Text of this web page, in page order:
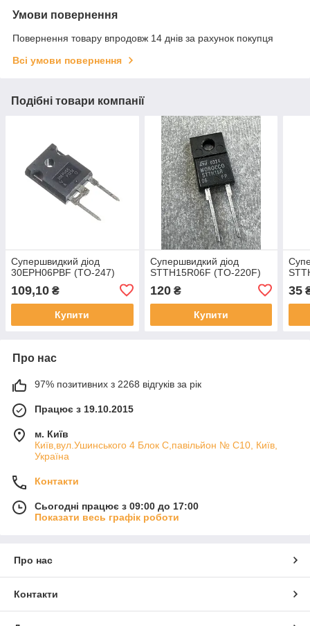
Умови повернення
Повернення товару впродовж 14 днів за рахунок покупця
Всі умови повернення
Подібні товари компанії
Супершвидкий діод
30EPH06PBF (TO-247)
109,10 ₴
Купити
Супершвидкий діод
STTH15R06F (TO-220F)
120₴
Купити
35
Про нас
97% позитивних з 2268 відгуків за рік
Працює з 19.10.2015
м. Київ
Київ,вул.Ушинського 4 Блок С,павільйон № С10, Київ,
Україна
Контакти
Сьогодні працює з 09:00 до 17:00
Показати весь графік роботи
Про нас
Контакти